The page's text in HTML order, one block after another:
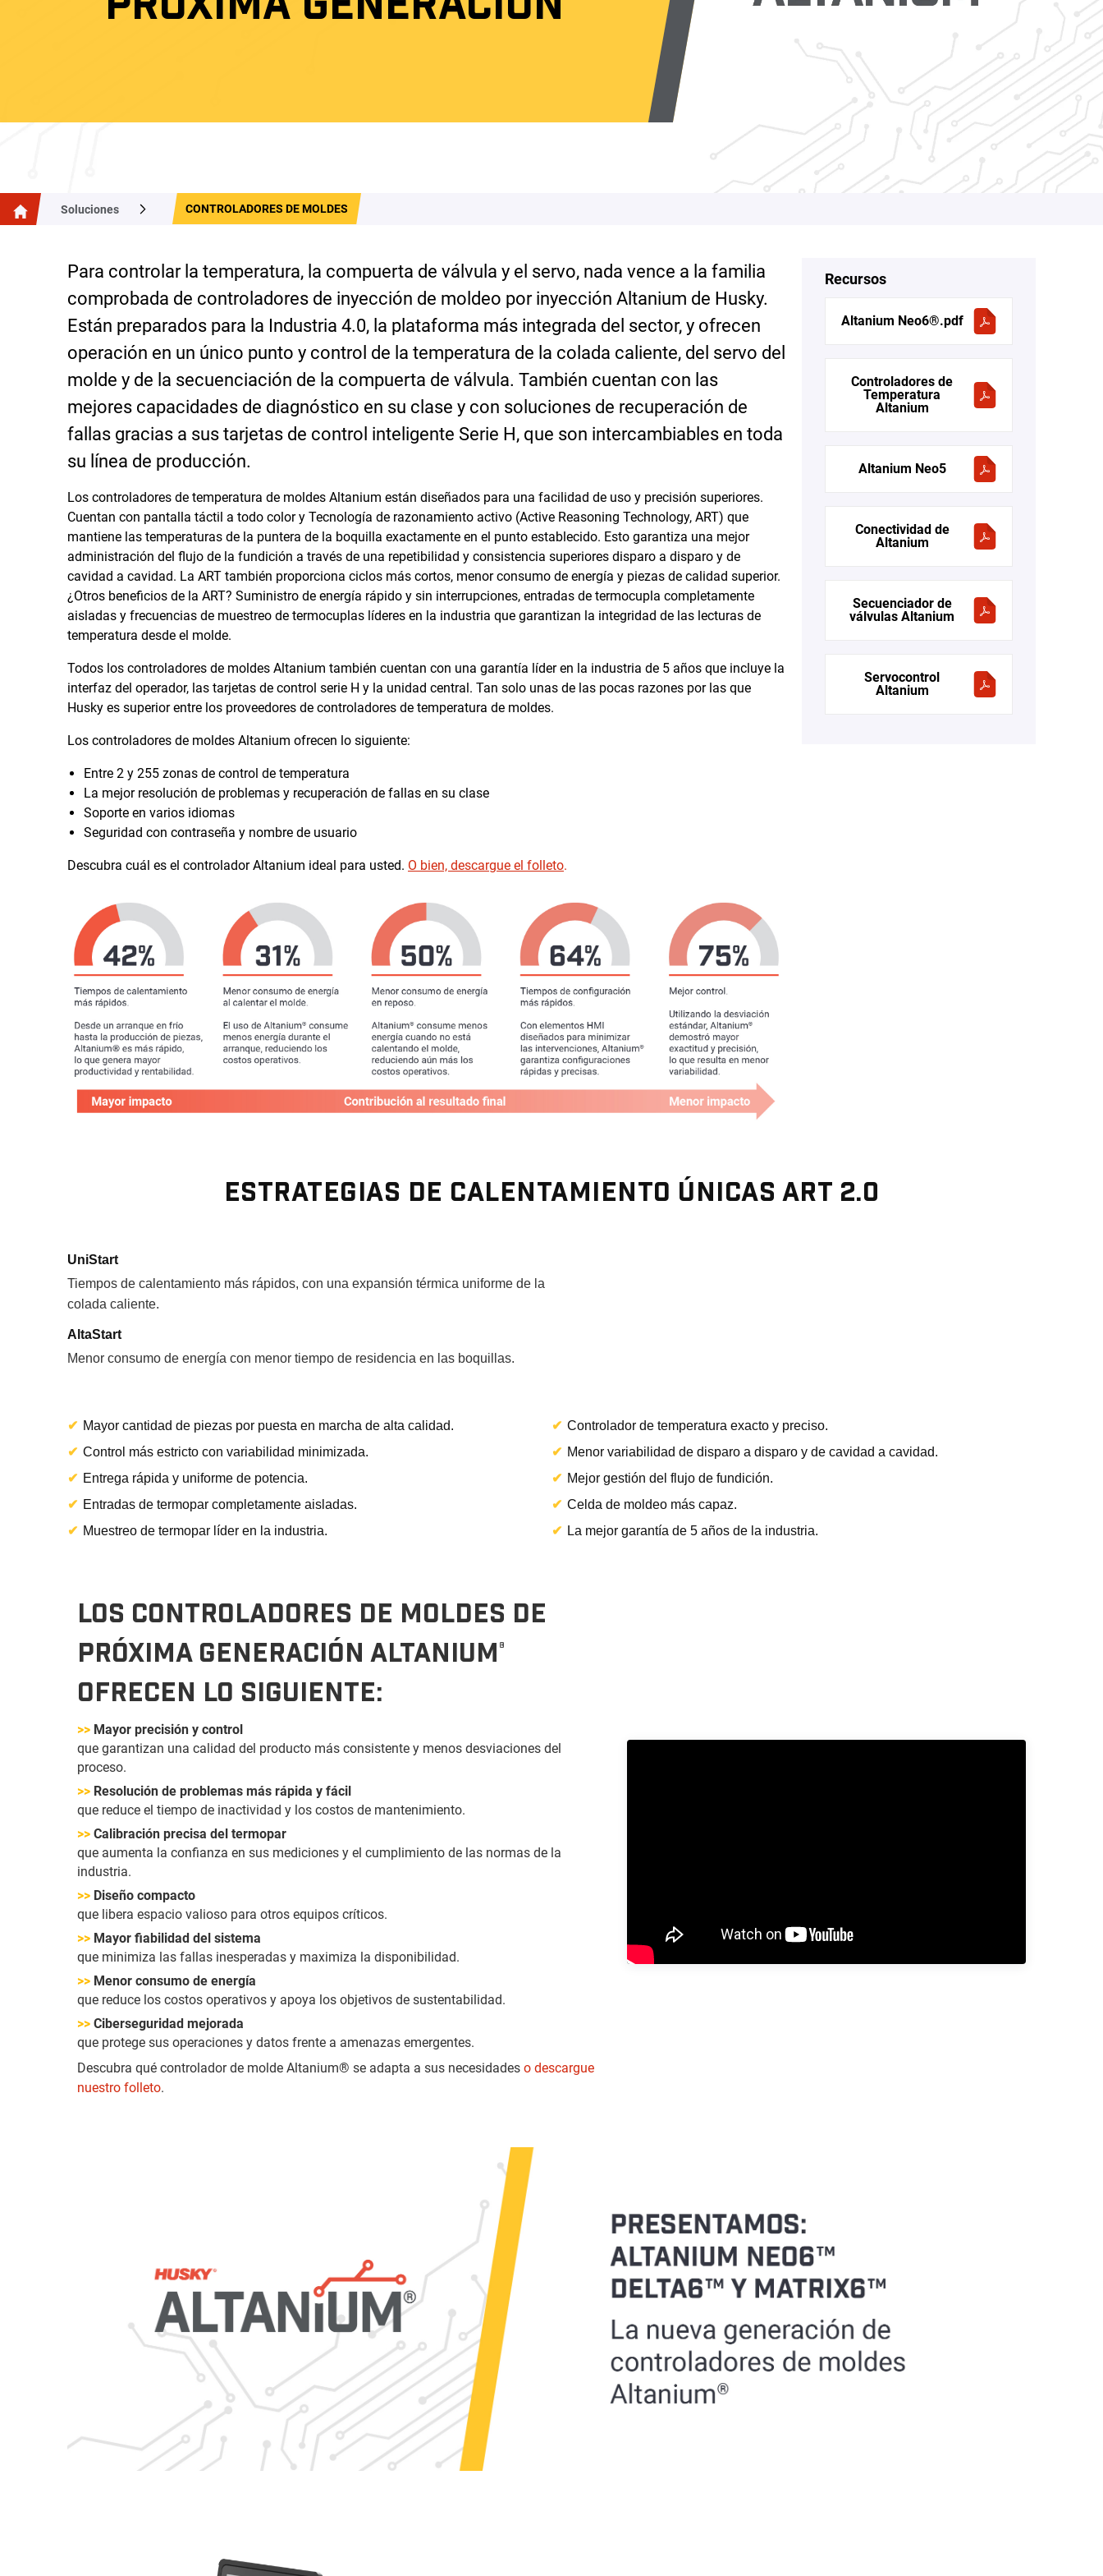
Soluciones CONTROLADORES DE MOLDES
Para controlar la temperatura, la compuerta de válvula y el servo, nada vence a la familia
comprobada de controladores de inyección de moldeo por inyección Altanium de Husky.
Están preparados para la Industria 4.0, la plataforma más integrada del sector, y ofrecen
operación en un único punto y control de la temperatura de la colada caliente, del servo del
molde y de la secuenciación de la compuerta de válvula. También cuentan con las
mejores capacidades de diagnóstico en su clase y con soluciones de recuperación de
fallas gracias a sus tarjetas de control inteligente Serie H, que son intercambiables en toda
su línea de producción.
Los controladores de temperatura de moldes Altanium están diseñados para una facilidad de uso y precisión superiores.
Cuentan con pantalla táctil a todo color y Tecnología de razonamiento activo (Active Reasoning Technology, ART) que
mantiene las temperaturas de la puntera de la boquilla exactamente en el punto establecido. Esto garantiza una mejor
administración del flujo de la fundición a través de una repetibilidad y consistencia superiores disparo a disparo y de
cavidad a cavidad. La ART también proporciona ciclos más cortos, menor consumo de energía y piezas de calidad superior.
¿Otros beneficios de la ART? Suministro de energía rápido y sin interrupciones, entradas de termocupla completamente
aisladas y frecuencias de muestreo de termocuplas líderes en la industria que garantizan la integridad de las lecturas de
temperatura desde el molde.
Todos los controladores de moldes Altanium también cuentan con una garantía líder en la industria de 5 años que incluye la
interfaz del operador, las tarjetas de control serie H y la unidad central. Tan solo unas de las pocas razones por las que
Husky es superior entre los proveedores de controladores de temperatura de moldes.
Los controladores de moldes Altanium ofrecen lo siguiente:
Entre 2 y 255 zonas de control de temperatura
La mejor resolución de problemas y recuperación de fallas en su clase
Soporte en varios idiomas
Seguridad con contraseña y nombre de usuario
Descubra cuál es el controlador Altanium ideal para usted. O bien, descargue el folleto.
Recursos
Altanium Neo6®.pdf
Controladores de
Temperatura
Altanium
Altanium Neo5
Conectividad de
Altanium
Secuenciador de
válvulas Altanium
Servocontrol
Altanium
ESTRATEGIAS DE CALENTAMIENTO ÚNICAS ART 2.0
UniStart
Tiempos de calentamiento más rápidos, con una expansión térmica uniforme de la
colada caliente.
AltaStart
Menor consumo de energía con menor tiempo de residencia en las boquillas.
✔ Mayor cantidad de piezas por puesta en marcha de alta calidad.
✔ Control más estricto con variabilidad minimizada.
✔ Entrega rápida y uniforme de potencia.
✔ Entradas de termopar completamente aisladas.
✔ Muestreo de termopar líder en la industria.
✔ Controlador de temperatura exacto y preciso.
✔ Menor variabilidad de disparo a disparo y de cavidad a cavidad.
✔ Mejor gestión del flujo de fundición.
✔ Celda de moldeo más capaz.
✔ La mejor garantía de 5 años de la industria.
LOS CONTROLADORES DE MOLDES DE
PRÓXIMA GENERACIÓN ALTANIUM ®
OFRECEN LO SIGUIENTE:
>> Mayor precisión y control
que garantizan una calidad del producto más consistente y menos desviaciones del
proceso.
>> Resolución de problemas más rápida y fácil
que reduce el tiempo de inactividad y los costos de mantenimiento.
>> Calibración precisa del termopar
que aumenta la confianza en sus mediciones y el cumplimiento de las normas de la
industria.
>> Diseño compacto
que libera espacio valioso para otros equipos críticos.
>> Mayor fiabilidad del sistema
que minimiza las fallas inesperadas y maximiza la disponibilidad.
>> Menor consumo de energía
que reduce los costos operativos y apoya los objetivos de sustentabilidad.
>> Ciberseguridad mejorada
que protege sus operaciones y datos frente a amenazas emergentes.
Descubra qué controlador de molde Altanium® se adapta a sus necesidades o descargue
nuestro folleto.